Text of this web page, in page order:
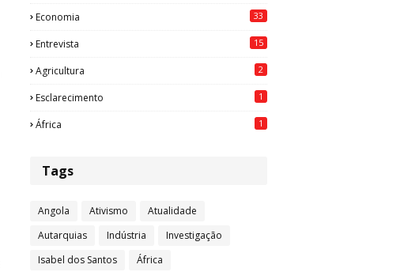
Economia 33
Entrevista 15
Agricultura 2
Esclarecimento 1
África 1
Tags
Angola Ativismo
Atualidade
Autarquias
Indústria
Investigação
Isabel dos Santos
África